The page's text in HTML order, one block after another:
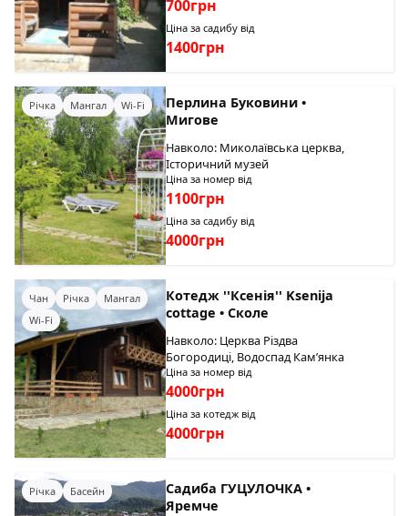
700грн
Ціна за садибу від
1400грн
Річка Мангал Wi-Fi
Перлина Буковини •
Мигове
Навколо: Миколаївська церква,
Історичний музей
Ціна за номер від
1100грн
Ціна за садибу від
4000грн
Чан Річка
Мангал
Wi-Fi
Котедж ''Ксенія'' Ksenija
cottage • Сколе
Навколо: Церква Різдва
Богородиці, Водоспад Кам’янка
Ціна за номер від
4000грн
Ціна за котедж від
4000грн
Річка Басейн
Садиба ГУЦУЛОЧКА •
Яремче